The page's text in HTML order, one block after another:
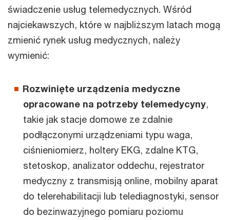
świadczenie usług telemedycznych. Wśród
najciekawszych, które w najbliższym latach mogą
zmienić rynek usług medycznych, należy
wymienić:
Rozwinięte urządzenia medyczne
opracowane na potrzeby telemedycyny,
takie jak stacje domowe ze zdalnie
podłączonymi urządzeniami typu waga,
ciśnieniomierz, holtery EKG, zdalne KTG,
stetoskop, analizator oddechu, rejestrator
medyczny z transmisją online, mobilny aparat
do telerehabilitacji lub telediagnostyki, sensor
do bezinwazyjnego pomiaru poziomu